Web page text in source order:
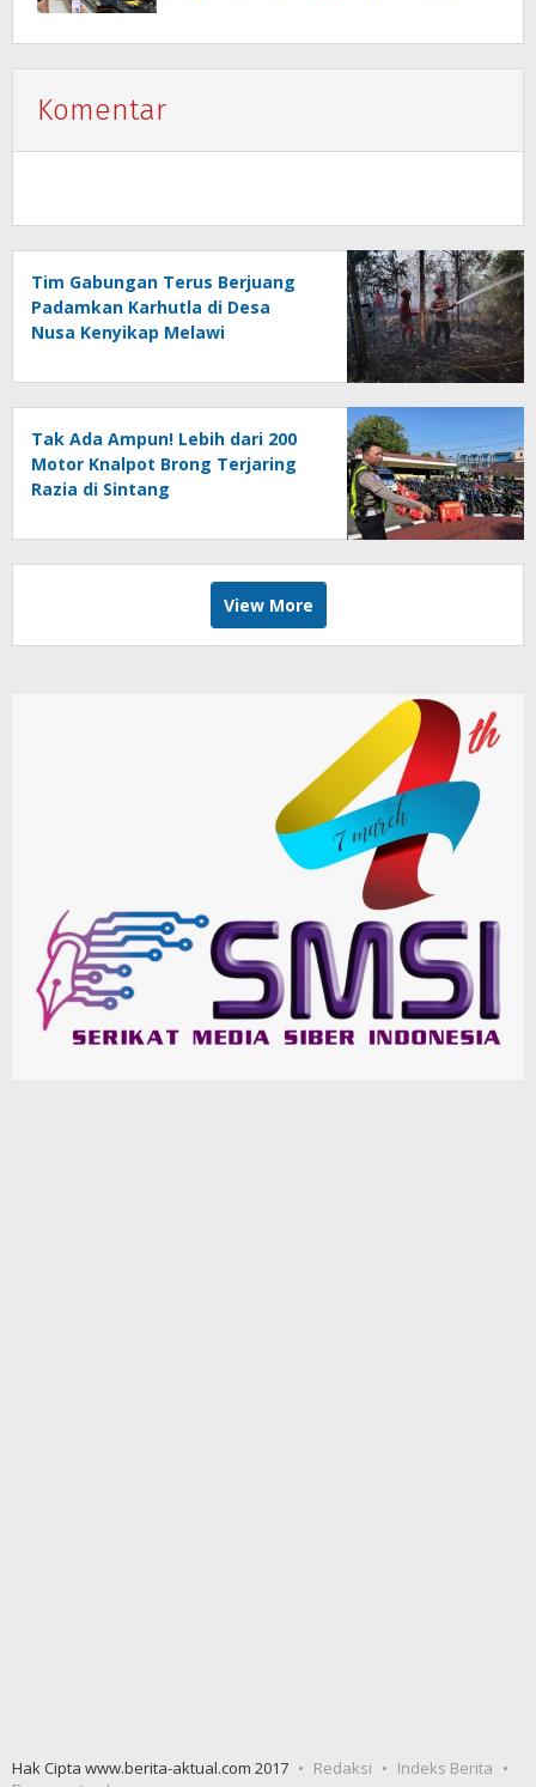
Komentar
Tim Gabungan Terus Berjuang
Padamkan Karhutla di Desa
Nusa Kenyikap Melawi
Tak Ada Ampun! Lebih dari 200
Motor Knalpot Brong Terjaring
Razia di Sintang
View More
Hak Cipta www.berita-aktual.com 2017 Redaksi
Indeks Berita